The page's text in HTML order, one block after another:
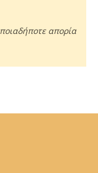
απορία